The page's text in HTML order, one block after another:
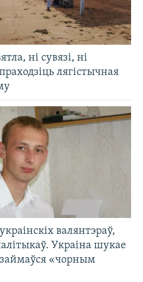
ні сувязі, ні
лягістычная
валянтэраў,
Украіна шукае
займаўся «чорным